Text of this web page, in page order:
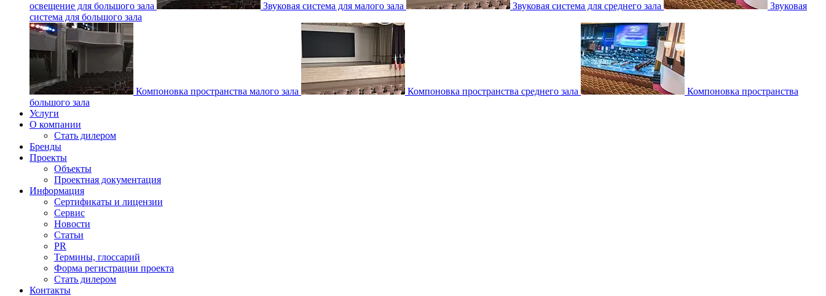
освещение для большого зала Звуковая система для малого зала Звуковая система для среднего зала
Звуковая
система для большого зала
Компоновка пространства малого зала Компоновка пространства среднего зала
Компоновка пространства
большого зала
Услуги
О компании
Стать дилером
Бренды
Проекты
Объекты
Проектная документация
Информация
Сертификаты и лицензии
Сервис
Новости
Статьи
PR
Термины, глоссарий
Форма регистрации проекта
Стать дилером
Контакты